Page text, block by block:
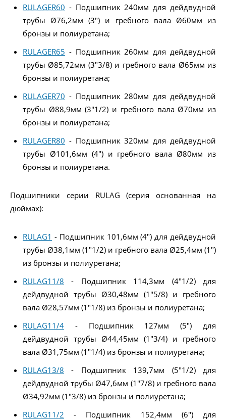
RULAGER60 - Подшипник 240мм для дейдвудной
трубы Ø76,2мм (3") и гребного вала Ø60мм из
бронзы и полиуретана;
RULAGER65 - Подшипник 260мм для дейдвудной
трубы Ø85,72мм (3"3/8) и гребного вала Ø65мм из
бронзы и полиуретана;
RULAGER70 - Подшипник 280мм для дейдвудной
трубы Ø88,9мм (3"1/2) и гребного вала Ø70мм из
бронзы и полиуретана;
RULAGER80 - Подшипник 320мм для дейдвудной
трубы Ø101,6мм (4") и гребного вала Ø80мм из
бронзы и полиуретана.
Подшипники серии RULAG (серия основанная на
дюймах):
RULAG1 - Подшипник 101,6мм (4") для дейдвудной
трубы Ø38,1мм (1"1/2) и гребного вала Ø25,4мм (1")
из бронзы и полиуретана;
RULAG11/8 - Подшипник 114,3мм (4"1/2) для
дейдвудной трубы Ø30,48мм (1"5/8) и гребного
вала Ø28,57мм (1"1/8) из бронзы и полиуретана;
RULAG11/4 - Подшипник 127мм (5") для
дейдвудной трубы Ø44,45мм (1"3/4) и гребного
вала Ø31,75мм (1"1/4) из бронзы и полиуретана;
RULAG13/8 - Подшипник 139,7мм (5"1/2) для
дейдвудной трубы Ø47,6мм (1"7/8) и гребного вала
Ø34,92мм (1"3/8) из бронзы и полиуретана;
RULAG11/2 - Подшипник 152,4мм (6") для